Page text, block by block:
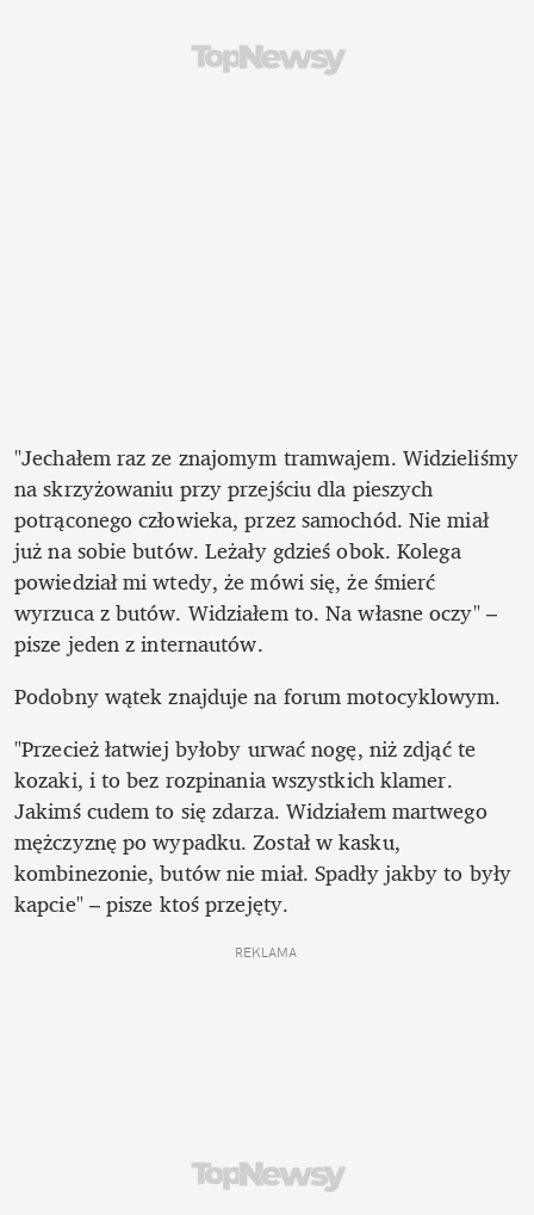
"Jechałem raz ze znajomym tramwajem. Widzieliśmy
na skrzyżowaniu przy przejściu dla pieszych
potrąconego człowieka, przez samochód. Nie miał
już na sobie butów. Leżały gdzieś obok. Kolega
powiedział mi wtedy, że mówi się, że śmierć
wyrzuca z butów. Widziałem to. Na własne oczy" –
pisze jeden z internautów.
Podobny wątek znajduje na forum motocyklowym.
"Przecież łatwiej byłoby urwać nogę, niż zdjąć te
kozaki, i to bez rozpinania wszystkich klamer.
Jakimś cudem to się zdarza. Widziałem martwego
mężczyznę po wypadku. Został w kasku,
kombinezonie, butów nie miał. Spadły jakby to były
kapcie" – pisze ktoś przejęty.
REKLAMA